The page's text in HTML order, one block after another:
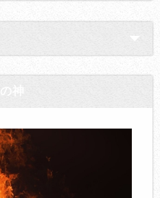
の神